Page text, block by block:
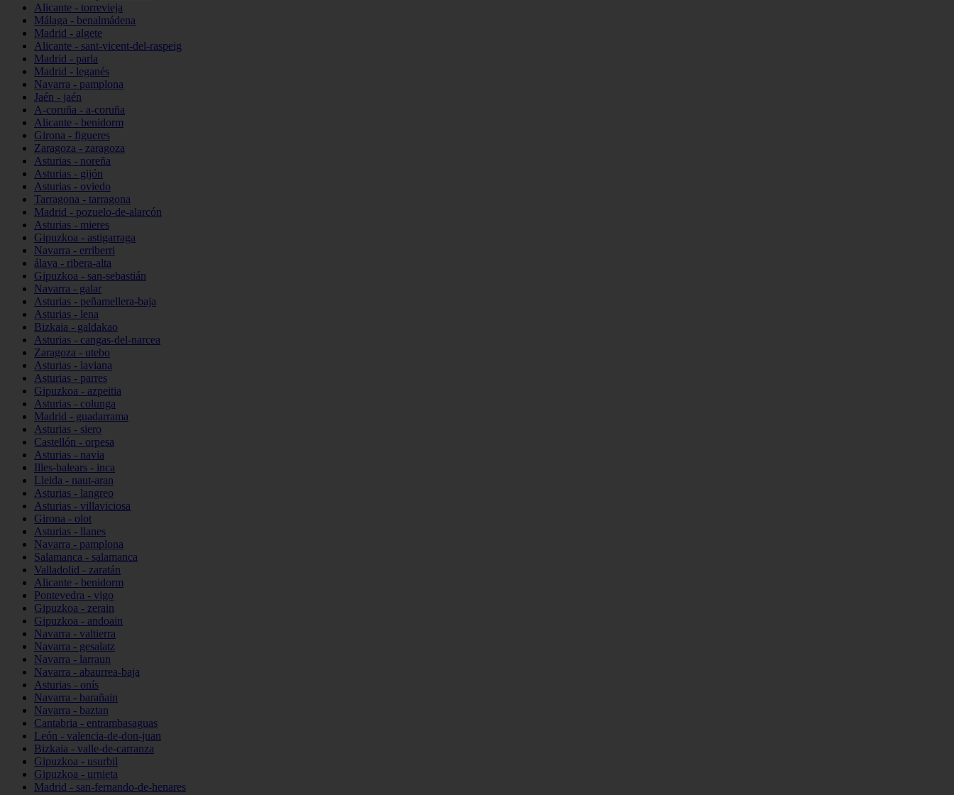
Alicante - torrevieja
Málaga - benalmádena
Madrid - algete
Alicante - sant-vicent-del-raspeig
Madrid - parla
Madrid - leganés
Navarra - pamplona
Jaén - jaén
A-coruña - a-coruña
Alicante - benidorm
Girona - figueres
Zaragoza - zaragoza
Asturias - noreña
Asturias - gijón
Asturias - oviedo
Tarragona - tarragona
Madrid - pozuelo-de-alarcón
Asturias - mieres
Gipuzkoa - astigarraga
Navarra - erriberri
álava - ribera-alta
Gipuzkoa - san-sebastián
Navarra - galar
Asturias - peñamellera-baja
Asturias - lena
Bizkaia - galdakao
Asturias - cangas-del-narcea
Zaragoza - utebo
Asturias - laviana
Asturias - parres
Gipuzkoa - azpeitia
Asturias - colunga
Madrid - guadarrama
Asturias - siero
Castellón - orpesa
Asturias - navia
Illes-balears - inca
Lleida - naut-aran
Asturias - langreo
Asturias - villaviciosa
Girona - olot
Asturias - llanes
Navarra - pamplona
Salamanca - salamanca
Valladolid - zaratán
Alicante - benidorm
Pontevedra - vigo
Gipuzkoa - zerain
Gipuzkoa - andoain
Navarra - valtierra
Navarra - gesalatz
Navarra - larraun
Navarra - abaurrea-baja
Asturias - onís
Navarra - barañain
Navarra - baztan
Cantabria - entrambasaguas
León - valencia-de-don-juan
Bizkaia - valle-de-carranza
Gipuzkoa - usurbil
Gipuzkoa - urnieta
Madrid - san-fernando-de-henares